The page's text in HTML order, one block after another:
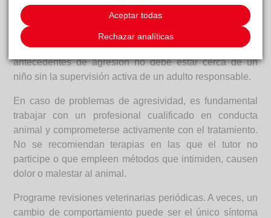
el perro podría dejar de mostrar esos avisos.
Vigile siempre las interacciones del perro con niños o
personas especialmente vulnerables. Un perro con
antecedentes de agresión no debe estar cerca de un
niño sin la supervisión activa de un adulto responsable.
En caso de problemas de agresividad, es fundamental
trabajar con un profesional cualificado en conducta
animal y comprometerse activamente con el tratamiento.
No se recomiendan terapias en las que el tutor no
participe o que empleen métodos que intimiden, causen
dolor o malestar al animal.
Programe revisiones veterinarias periódicas. A veces, un
cambio de comportamiento puede ser el único síntoma
Aceptar todas
Rechazar analíticas